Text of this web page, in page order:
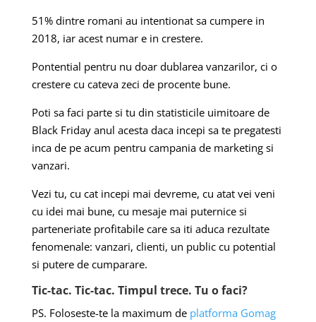
51% dintre romani au intentionat sa cumpere in
2018, iar acest numar e in crestere.
Pontential pentru nu doar dublarea vanzarilor, ci o
crestere cu cateva zeci de procente bune.
Poti sa faci parte si tu din statisticile uimitoare de
Black Friday anul acesta daca incepi sa te pregatesti
inca de pe acum pentru campania de marketing si
vanzari.
Vezi tu, cu cat incepi mai devreme, cu atat vei veni
cu idei mai bune, cu mesaje mai puternice si
parteneriate profitabile care sa iti aduca rezultate
fenomenale: vanzari, clienti, un public cu potential
si putere de cumparare.
Tic-tac. Tic-tac. Timpul trece. Tu o faci?
PS. Foloseste-te la maximum de platforma Gomag